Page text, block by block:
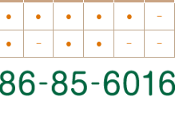
● ● ● ● ● －
● － ● ● － －